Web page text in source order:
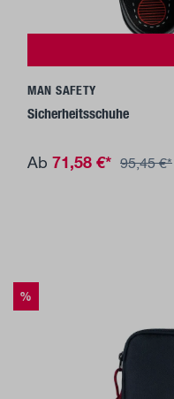
MAN SAFETY
Sicherheitsschuhe
Ab 71,58 €* 95,45 €*
%